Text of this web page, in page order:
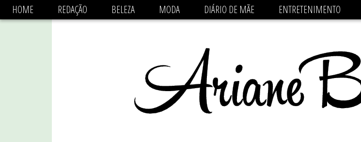
async='async' data-ad-client='ca-pub-1470782825684808' src='https://
HOME REDAÇÃO BELEZA MODA DIÁRIO DE MÃE ENTRETENIMENTO